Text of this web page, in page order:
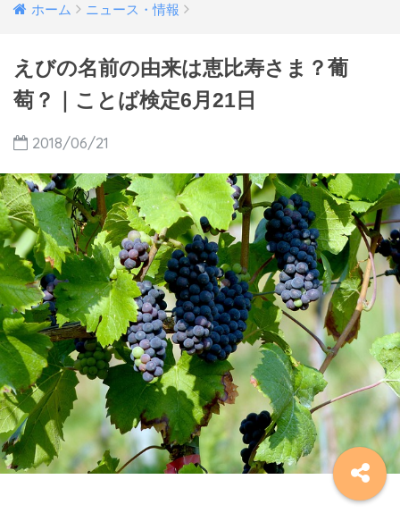
ホーム ニュース・情報
えびの名前の由来は恵比寿さま？葡
萄？｜ことば検定6月21日
2018/06/21